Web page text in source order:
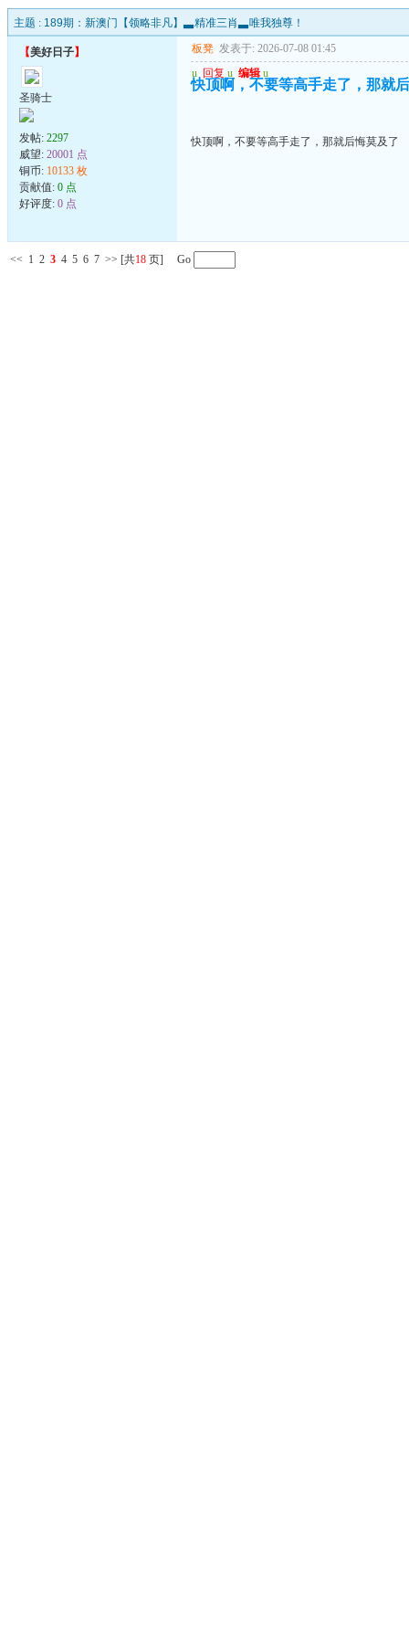
主题 : 189期：新澳门【领略非凡】▃精准三肖▃唯我独尊！
【美好日子】
圣骑士
发帖: 2297
威望: 20001 点
铜币: 10133 枚
贡献值: 0 点
好评度: 0 点
板凳 发表于: 2026-07-08 01:45
u 回复 u 编辑 u
快顶啊，不要等高手走了，那就
快顶啊，不要等高手走了，那就后悔莫及了
<< 1 2 3 4 5 6 7 >> [共18 页] Go